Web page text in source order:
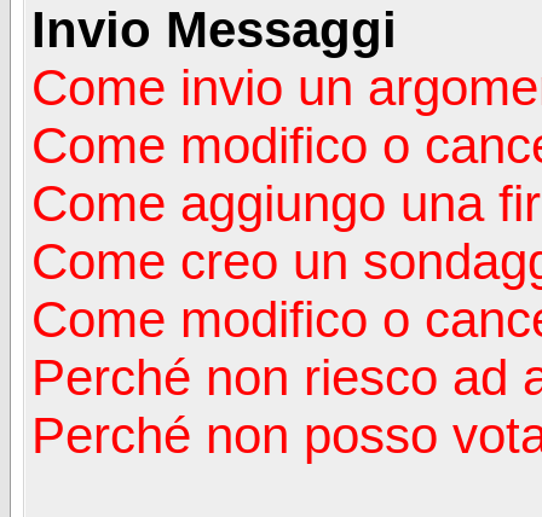
Invio Messaggi
Come invio un
Come modifico o
Come aggiungo una
Come creo un
Come modifico o
Perché non riesco ad
Perché non posso